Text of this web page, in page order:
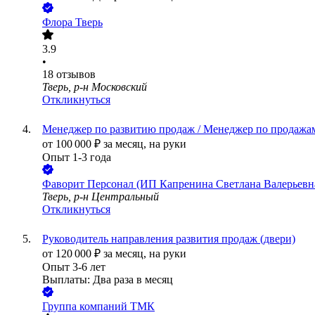
Флора Тверь
3.9
•
18 отзывов
Тверь, р-н Московский
Откликнуться
Менеджер по развитию продаж / Менеджер по
от 100 000 ₽ за месяц, на руки
Опыт 1-3 года
Фаворит Персонал (ИП Капренина Светлана
Тверь, р-н Центральный
Откликнуться
Руководитель направления развития продаж (двери)
от 120 000 ₽ за месяц, на руки
Опыт 3-6 лет
Выплаты: Два раза в месяц
Группа компаний ТМК